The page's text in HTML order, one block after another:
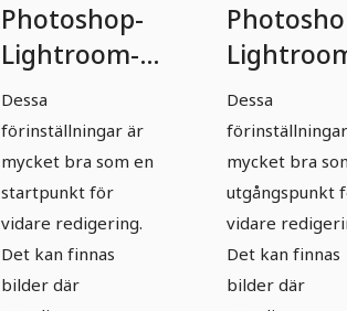
Photoshop-
Lightroom-
Presets -
Bröllop -
Paket 05
Dessa
förinställningar är
mycket bra som en
startpunkt för
vidare redigering.
Det kan finnas
bilder där
Presets -
Bröllop -
Paket 06
Dessa
mycket bra
utgångspunkt
vidare
Det kan finnas
bilder där